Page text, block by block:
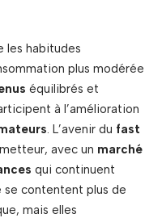
les habitudes
plus modérée
équilibrés et
à l’amélioration
. L’avenir du fast
avec un marché
qui continuent
se contentent plus de
mais elles